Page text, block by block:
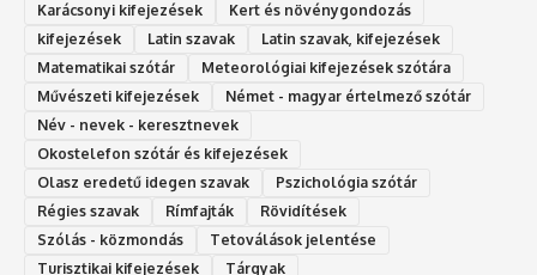
Karácsonyi kifejezések
Kert és növénygondozás
kifejezések
Latin szavak
Latin szavak, kifejezések
Matematikai szótár
Meteorológiai kifejezések szótára
Művészeti kifejezések
Német - magyar értelmező szótár
Név - nevek - keresztnevek
Okostelefon szótár és kifejezések
Olasz eredetű idegen szavak
Ps‮gólohciz‬ia s‮átóz‬r
Régies szavak
Rímfajták
Rövidítések
Szólás - közmondás
Tetoválások jelentése
Turisztikai kifejezések
Tárgyak